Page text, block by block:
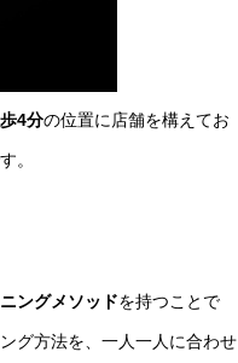
4分の位置に店舗を構えてお
。
ングメソッドを持つことで
グ方法を、一人一人に合わせ